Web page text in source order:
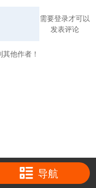
需要登录才可以
发表评论
他作者！
导航